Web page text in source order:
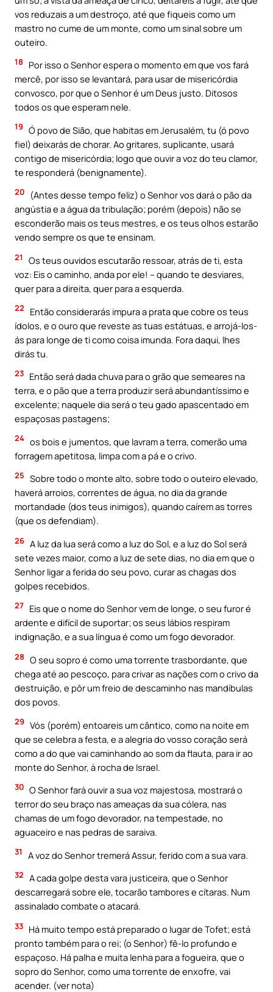
vos reduzais a um destroço, até que fiqueis como um
mastro no cume de um monte, como um sinal sobre um
outeiro.
18
Por isso o Senhor espera o momento em que vos fará
mercê, por isso se levantará, para usar de misericórdia
convosco, por que o Senhor é um Deus justo. Ditosos
todos os que esperam nele.
19 Ó povo de Sião, que habitas em Jerusalém, tu (ó povo
fiel) deixarás de chorar. Ao gritares, suplicante, usará
contigo de misericórdia; logo que ouvir a voz do teu clamor,
te responderá (benignamente).
20
(Antes desse tempo feliz) o Senhor vos dará o pão da
angústia e a água da tribulação; porém (depois) não se
esconderão mais os teus mestres, e os teus olhos estarão
vendo sempre os que te ensinam.
21
Os teus ouvidos escutarão ressoar, atrás de ti, esta
voz: Eis o caminho, anda por ele! – quando te desviares,
quer para a direita, quer para a esquerda.
22
Então considerarás impura a prata que cobre os teus
ídolos, e o ouro que reveste as tuas estátuas, e arrojá-los-
ás para longe de ti como coisa imunda. Fora daqui, lhes
dirás tu.
23 Então será dada chuva para o grão que semeares na
terra, e o pão que a terra produzir será abundantíssimo e
excelente; naquele dia será o teu gado apascentado em
espaçosas pastagens;
24 os bois e jumentos, que lavram a terra, comerão uma
forragem apetitosa, limpa com a pá e o crivo.
25 Sobre todo o monte alto, sobre todo o outeiro elevado,
haverá arroios, correntes de água, no dia da grande
mortandade (dos teus inimigos), quando caírem as torres
(que os defendiam).
26 A luz da lua será como a luz do Sol, e a luz do Sol será
sete vezes maior, como a luz de sete dias, no dia em que o
Senhor ligar a ferida do seu povo, curar as chagas dos
golpes recebidos.
27 Eis que o nome do Senhor vem de longe, o seu furor é
ardente e difícil de suportar; os seus lábios respiram
indignação, e a sua língua é como um fogo devorador.
28 O seu sopro é como uma torrente trasbordante, que
chega até ao pescoço, para crivar as nações com o crivo da
destruição, e pôr um freio de descaminho nas mandíbulas
dos povos.
29 Vós (porém) entoareis um cântico, como na noite em
que se celebra a festa, e a alegria do vosso coração será
como a do que vai caminhando ao som da flauta, para ir ao
monte do Senhor, à rocha de Israel.
30 O Senhor fará ouvir a sua voz majestosa, mostrará o
terror do seu braço nas ameaças da sua cólera, nas
chamas de um fogo devorador, na tempestade, no
aguaceiro e nas pedras de saraiva.
31 A voz do Senhor tremerá Assur, ferido com a sua vara.
32 A cada golpe desta vara justiceira, que o Senhor
descarregará sobre ele, tocarão tambores e cítaras. Num
assinalado combate o atacará.
33 Há muito tempo está preparado o lugar de Tofet; está
pronto também para o rei; (o Senhor) fê-lo profundo e
espaçoso. Há palha e muita lenha para a fogueira, que o
sopro do Senhor, como uma torrente de enxofre, vai
acender. (ver nota)